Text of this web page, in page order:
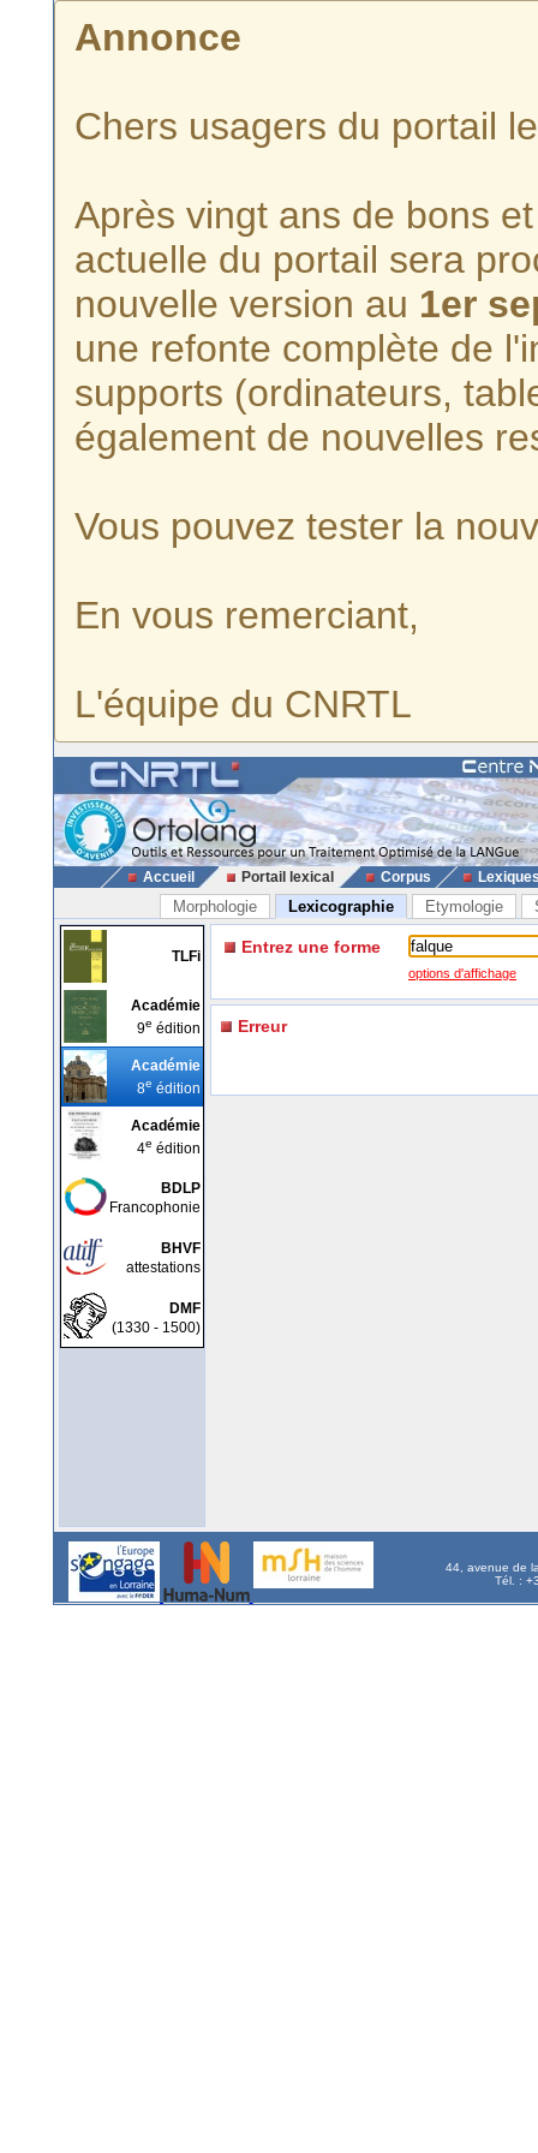
Annonce
Chers usagers du portail
Après vingt ans de bons
actuelle du portail sera
nouvelle version au 1er
une refonte complète de
supports (ordinateurs,
également de nouvelles
Vous pouvez tester la
En vous remerciant,
L'équipe du CNRTL
Accueil Portail lexical Corpus
Morphologie Lexicographie Etymologie
TLFi
Académie
9e édition
Académie
8e édition
Académie
4e édition
BDLP
Francophonie
BHVF
attestations
DMF
(1330 - 1500)
Entrez une forme
options d'affichage
Erreur
44, avenue de
Tél. :